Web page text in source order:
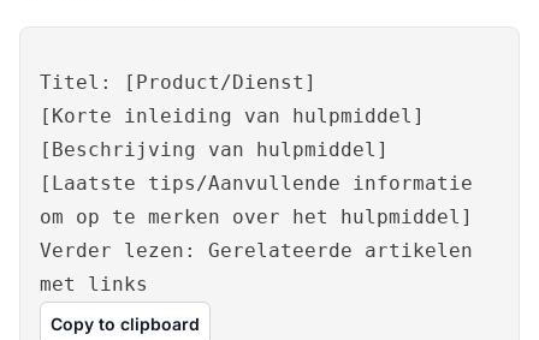
Titel: [Product/Dienst]
[Korte inleiding van hulpmiddel]
[Beschrijving van hulpmiddel]
[Laatste tips/Aanvullende informatie
om op te merken over het hulpmiddel]
Verder lezen: Gerelateerde artikelen
met links
Copy to clipboard